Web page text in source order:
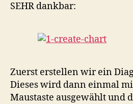
SEHR dankbar:
Zuerst erstellen wir ein
Dieses wird dann einmal
Maustaste ausgewählt und